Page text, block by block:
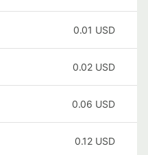
0.01 USD
0.02 USD
0.06 USD
0.12 USD